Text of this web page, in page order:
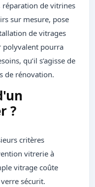
de vitrines
sur mesure, pose
de vitrages
polyvalent pourra
qu’il s’agisse de
de rénovation.
?
critères
vitrerie à
vitrage coûte
sécurit.